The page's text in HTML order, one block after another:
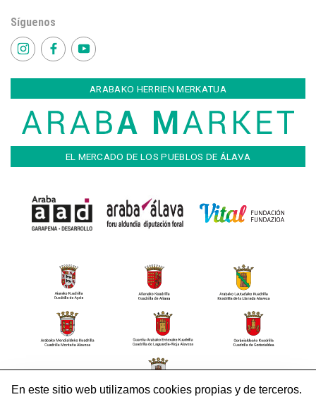
Síguenos
ARABAKO HERRIEN MERKATUA
EL MERCADO DE LOS PUEBLOS DE ÁLAVA